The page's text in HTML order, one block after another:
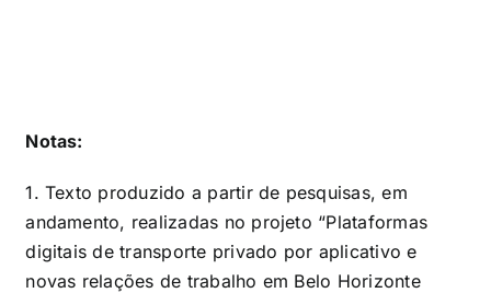
Notas:
1. Texto produzido a partir de pesquisas, em
andamento, realizadas no projeto “Plataformas
digitais de transporte privado por aplicativo e
novas relações de trabalho em Belo Horizonte